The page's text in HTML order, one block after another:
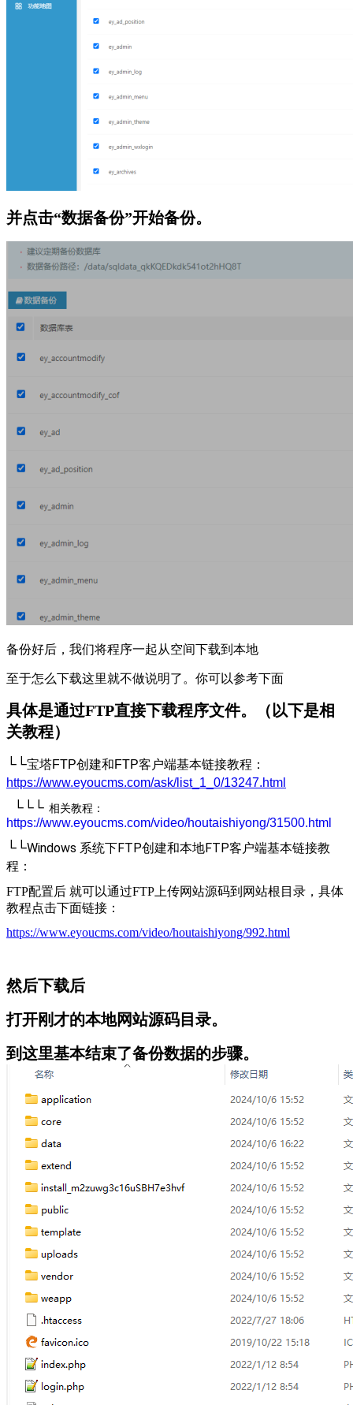
并点击“数据备份”开始备份。
备份好后，我们将程序一起从空间下载到本地
至于怎么下载这里就不做说明了。你可以参考下面
具体是通过FTP直接下载程序文件。（以下是相
关教程）
└ └宝塔FTP创建和FTP客户端基本链接教程：
https://www.eyoucms.com/ask/list_1_0/13247.html
└ └ └ 相关教程：
https://www.eyoucms.com/video/houtaishiyong/31500.html
└ └Windows 系统下FTP创建和本地FTP客户端基本链接教
程：
FTP配置后 就可以通过FTP上传网站源码到网站根目录，具体
教程点击下面链接：
https://www.eyoucms.com/video/houtaishiyong/992.html
然后下载后
打开刚才的本地网站源码目录。
到这里基本结束了备份数据的步骤。